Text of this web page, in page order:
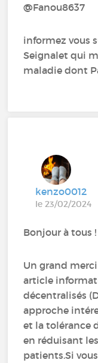
@Fanou8637
informez vous
Seignalet qui
maladie dont
kenzo0012
le 23/02/2024
Bonjour à tous !
Un grand
article
décentralisés
approche
et la tolérance
en réduisant
patients.Si